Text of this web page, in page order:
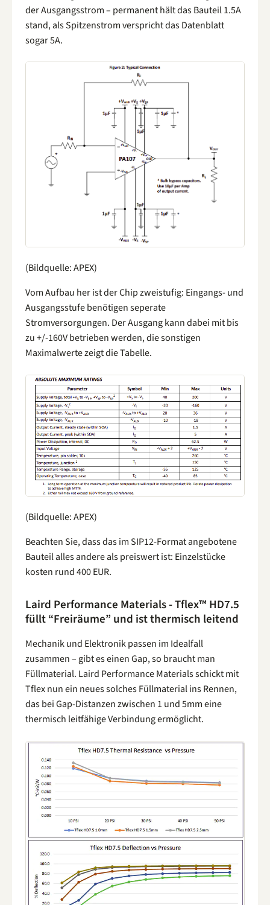
der Ausgangsstrom – permanent hält das Bauteil 1.5A
stand, als Spitzenstrom verspricht das Datenblatt
sogar 5A.
(Bildquelle: APEX)
Vom Aufbau her ist der Chip zweistufig: Eingangs- und
Ausgangsstufe benötigen seperate
Stromversorgungen. Der Ausgang kann dabei mit bis
zu +/-160V betrieben werden, die sonstigen
Maximalwerte zeigt die Tabelle.
(Bildquelle: APEX)
Beachten Sie, dass das im SIP12-Format angebotene
Bauteil alles andere als preiswert ist: Einzelstücke
kosten rund 400 EUR.
Laird Performance Materials - Tflex™ HD7.5
füllt “Freiräume” und ist thermisch leitend
Mechanik und Elektronik passen im Idealfall
zusammen – gibt es einen Gap, so braucht man
Füllmaterial. Laird Performance Materials schickt mit
Tflex nun ein neues solches Füllmaterial ins Rennen,
das bei Gap-Distanzen zwischen 1 und 5mm eine
thermisch leitfähige Verbindung ermöglicht.